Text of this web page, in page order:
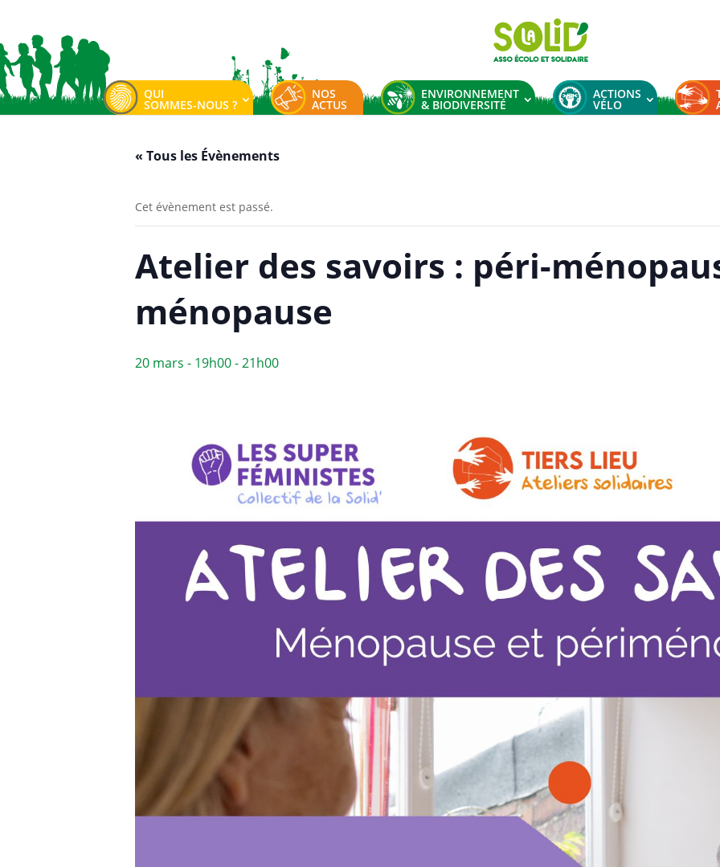
QUI
SOMMES-NOUS ?
NOS
ACTUS
ENVIRONNEMENT
& BIODIVERSITÉ
ACTIONS
VÉLO
« Tous les Évènements
Cet évènement est passé.
Atelier des savoirs : péri-
ménopause
20 mars - 19h00-21h00